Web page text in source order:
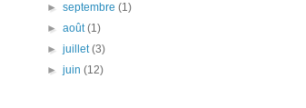
►septembre(1)
►août(1)
►juillet(3)
►juin(12)